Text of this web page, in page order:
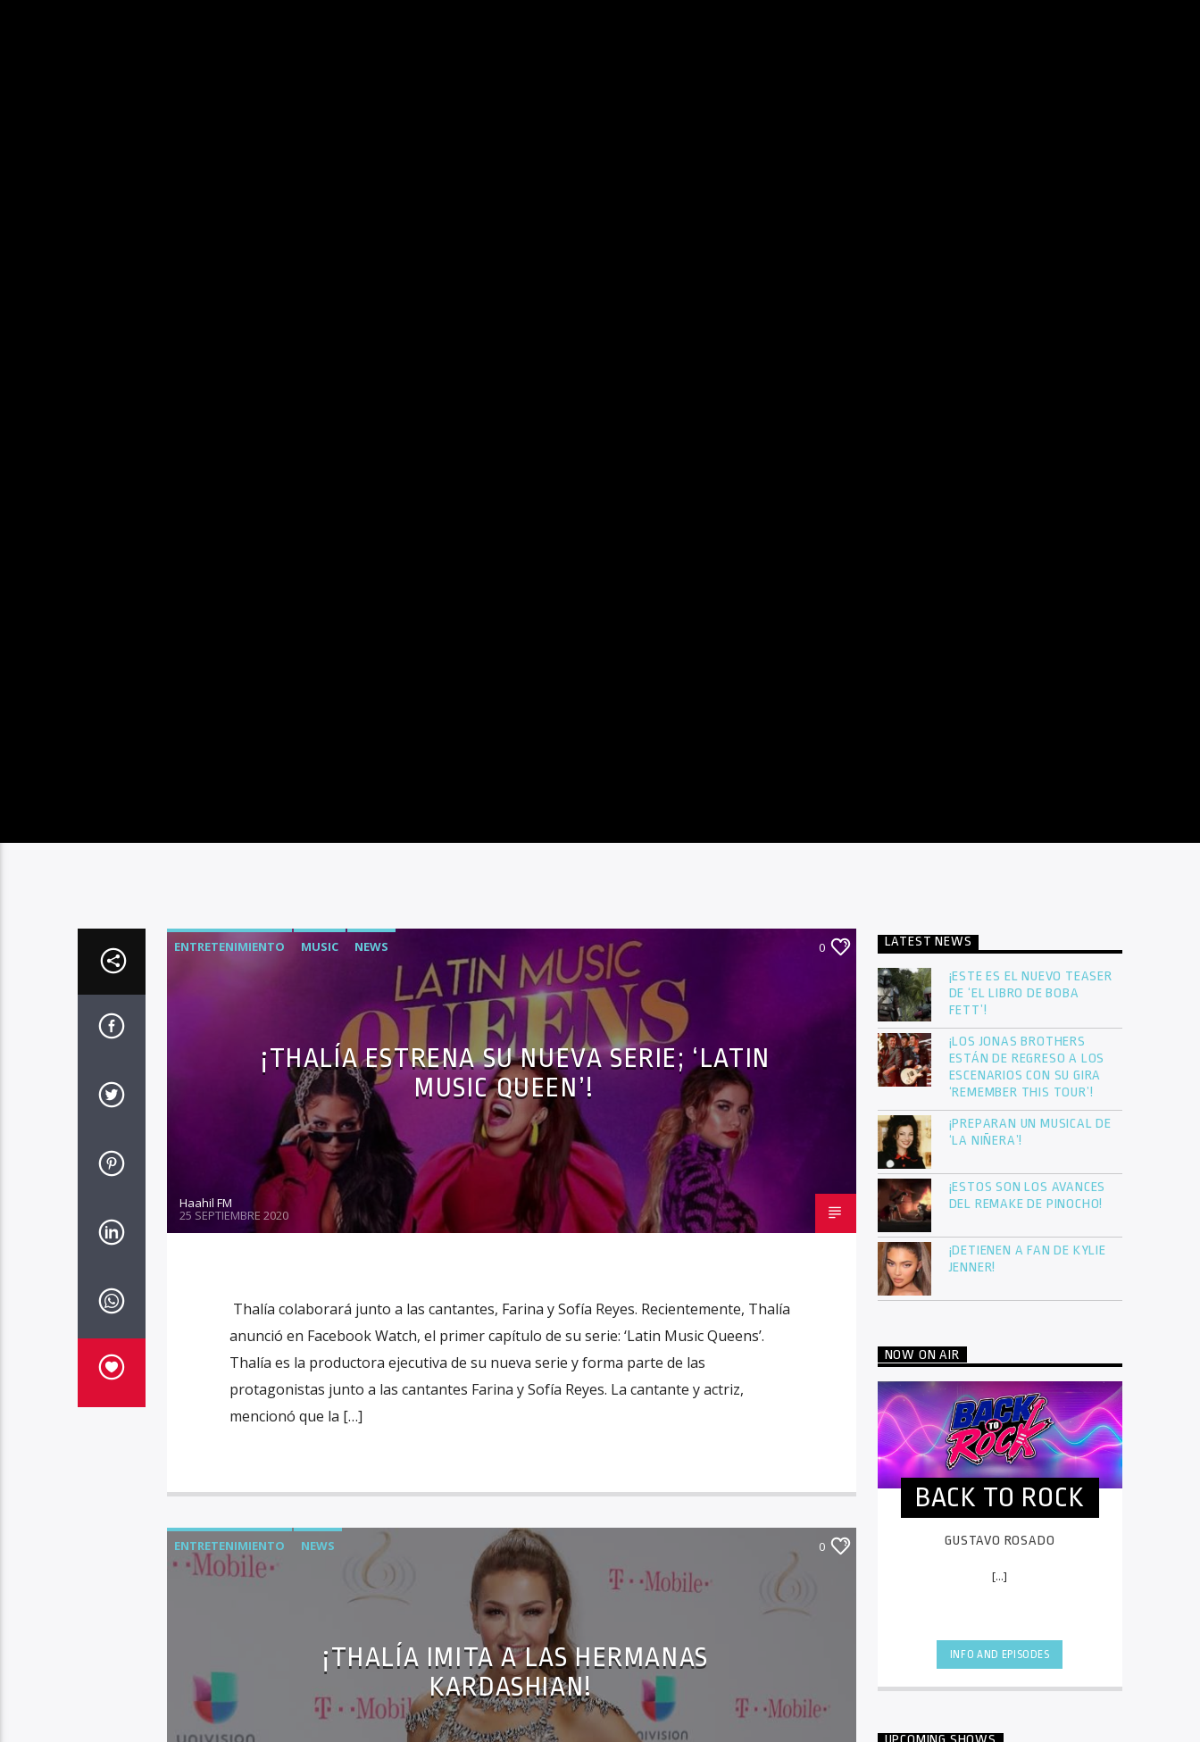
ENTRETENIMIENTO MUSIC NEWS 0
¡THALÍA ESTRENA SU NUEVA SERIE; ‘LATIN
MUSIC QUEEN’!
Haahil FM
25 SEPTIEMBRE 2020
Thalía colaborará junto a las cantantes, Farina y Sofía Reyes. Recientemente, Thalía
anunció en Facebook Watch, el primer capítulo de su serie: ‘Latin Music Queens’.
Thalía es la productora ejecutiva de su nueva serie y forma parte de las
protagonistas junto a las cantantes Farina y Sofía Reyes. La cantante y actriz,
mencionó que la […]
ENTRETENIMIENTO NEWS 0
¡THALÍA IMITA A LAS HERMANAS
KARDASHIAN!
LATEST NEWS
¡ESTE ES EL NUEVO TEASER
DE ‘EL LIBRO DE BOBA
FETT’!
¡LOS JONAS BROTHERS
ESTÁN DE REGRESO A LOS
ESCENARIOS CON SU GIRA
‘REMEMBER THIS TOUR’!
¡PREPARAN UN MUSICAL DE
‘LA NIÑERA’!
¡ESTOS SON LOS AVANCES
DEL REMAKE DE PINOCHO!
¡DETIENEN A FAN DE KYLIE
JENNER!
NOW ON AIR
BACK TO ROCK
GUSTAVO ROSADO
[...]
INFO AND EPISODES